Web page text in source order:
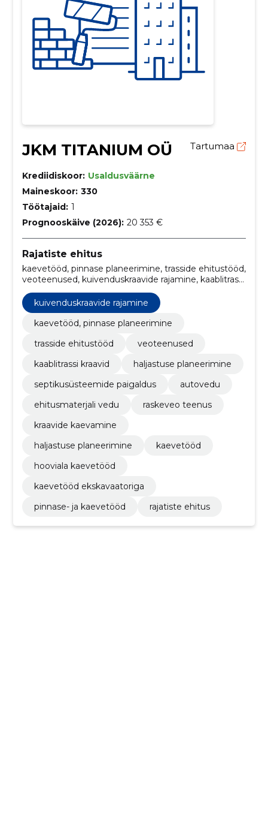
JKM TITANIUM OÜ Tartumaa
Krediidiskoor: Usaldusväärne
Maineskoor: 330
Töötajaid: 1
Prognooskäive (2026): 20 353 €
Rajatiste ehitus
kaevetööd, pinnase planeerimine, trasside ehitustööd,
veoteenused, kuivenduskraavide rajamine, kaablitrassi
kraavid, haljastuse planeerimine, septikusüsteemide
paigaldus, autovedu, ehitusmaterjali vedu, raskeveo
teenus
kuivenduskraavide rajamine
kaevetööd, pinnase planeerimine
trasside ehitustööd
veoteenused
kaablitrassi kraavid
haljastuse planeerimine
septikusüsteemide paigaldus
autovedu
ehitusmaterjali vedu
raskeveo teenus
kraavide kaevamine
haljastuse planeerimine
kaevetööd
hooviala kaevetööd
kaevetööd ekskavaatoriga
pinnase- ja kaevetööd
rajatiste ehitus